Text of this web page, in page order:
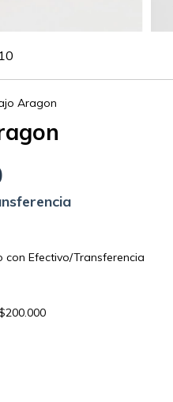
10
Aragon
con Efectivo/Transferencia